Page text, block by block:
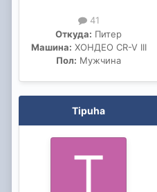
41
Откуда: Питер
Машина: ХОНДЕО CR-V III
Пол: Мужчина
Tipuha